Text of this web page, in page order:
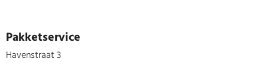
Pakketservice
Havenstraat 3